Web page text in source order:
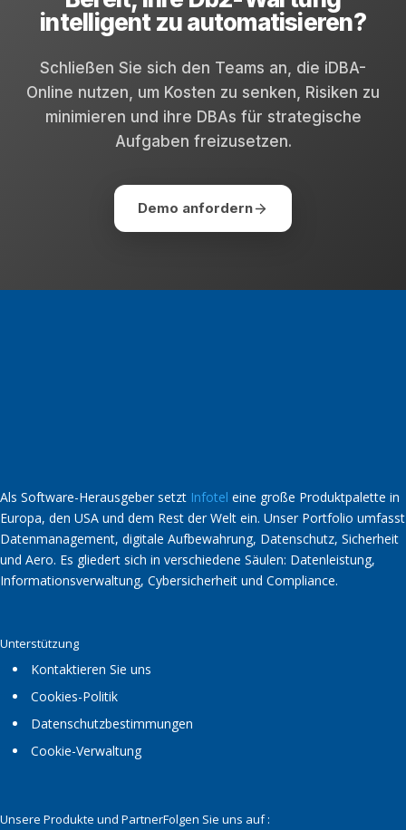
intelligent zu automatisieren?
Schließen Sie sich den Teams an, die iDBA-
Online nutzen, um Kosten zu senken, Risiken zu
minimieren und ihre DBAs für strategische
Aufgaben freizusetzen.
Demo anfordern
Als Software-Herausgeber setzt Infotel eine große Produktpalette in
Europa, den USA und dem Rest der Welt ein. Unser Portfolio umfasst
Datenmanagement, digitale Aufbewahrung, Datenschutz, Sicherheit
und Aero. Es gliedert sich in verschiedene Säulen: Datenleistung,
Informationsverwaltung, Cybersicherheit und Compliance.
Unterstützung
Kontaktieren Sie uns
Cookies-Politik
Datenschutzbestimmungen
Cookie-Verwaltung
Unsere Produkte und PartnerFolgen Sie uns auf :